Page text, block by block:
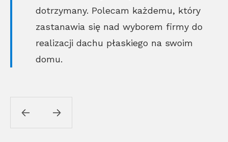
dotrzymany. Polecam każdemu, który
zastanawia się nad wyborem firmy do
realizacji dachu płaskiego na swoim
domu.